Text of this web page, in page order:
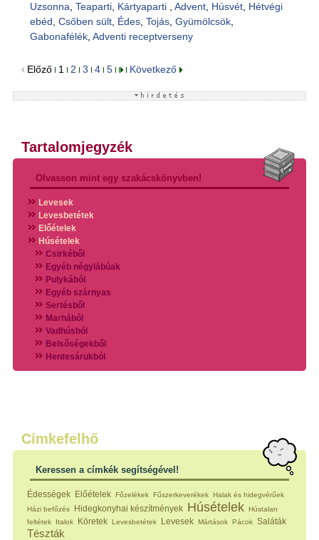
Uzsonna Teaparti, Kártyaparti Advent, Húsvét, Hétvégi
ebéd Csőben sült, Édes, Tojás, Gyümölcsök,
Gabonafélék, Adventi receptverseny
Előző 1 2 3 4 5 Következő
Tartalomjegyzék
Olvasson mint egy szakácskönyvben!
Levesek
Levesbetétek
Előételek
Húsételek
Csirkéből
Egyéb négylábúak
Pulykából
Egyéb szárnyas
Sertésből
Marhából
Vadhúsból
Belsőségekből
Hentesárukból
Vadszárnyasokból
Köretek
Klasszikus főzelékek
Zöldséges ételek
Hidegkonyhai készítmények
Főtt tészták
Zsiradékban sült tészták
Sütőben sült tészták
Címkefelhő
Keressen a címkék segítségével!
Édességek Előételek Főzelékek Fűszerkeverékek Halak és hidegvérűek
Házi befőzés
Hidegkonyhai készítmények Húsételek Hústalan
feltétek
Italok Köretek Levesbetétek Levesek Mártások Pácok Saláták
Tészták